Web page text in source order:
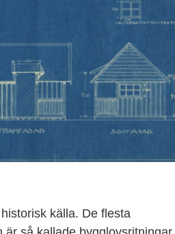
källa. De flesta